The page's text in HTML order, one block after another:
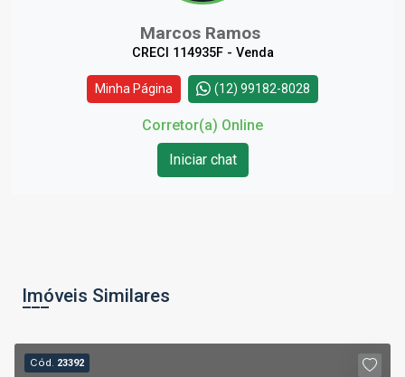
Marcos Ramos
CRECI 114935F - Venda
Minha Página (12) 99182-8028
Corretor(a) Online
Iniciar chat
Imóveis Similares
Cód. 23392